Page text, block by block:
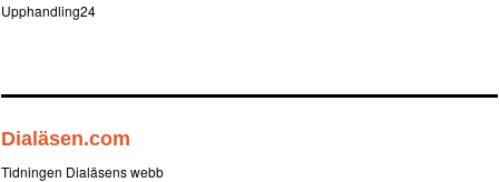
Upphandling24
Dialäsen.com
Tidningen Dialäsens webb